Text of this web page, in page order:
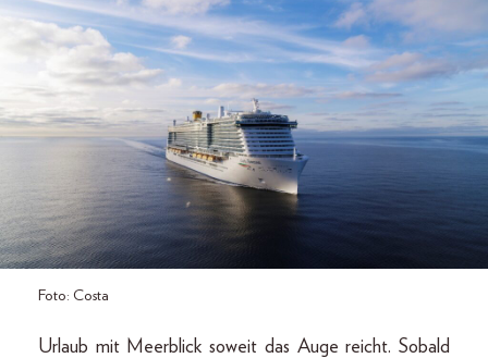
Foto: Costa
Urlaub mit Meerblick soweit das Auge reicht. Sobald